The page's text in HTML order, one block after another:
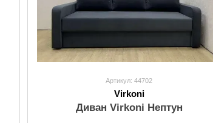
Артикул: 44702
Virkoni
Диван Virkoni Нептун